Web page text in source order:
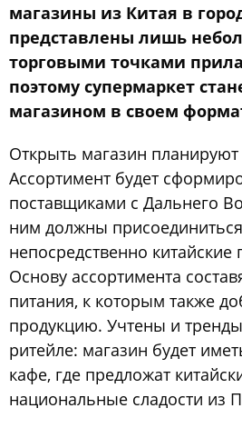
магазины из Китая в
представлены лишь
торговыми точками
поэтому супермаркет
магазином в своем
Открыть магазин планируют
Ассортимент будет
поставщиками с Дальнего
ним должны
непосредственно китайские
Основу ассортимента
питания, к которым также
продукцию. Учтены и
ритейле: магазин будет
кафе, где предложат
национальные сладости из